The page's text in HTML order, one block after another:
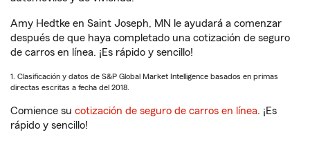
Amy Hedtke en Saint Joseph, MN le ayudará a comenzar
después de que haya completado una cotización de seguro
de carros en línea. ¡Es rápido y sencillo!
1. Clasificación y datos de S&P Global Market Intelligence basados en primas
directas escritas a fecha del 2018.
Comience su cotización de seguro de carros en línea. ¡Es
rápido y sencillo!